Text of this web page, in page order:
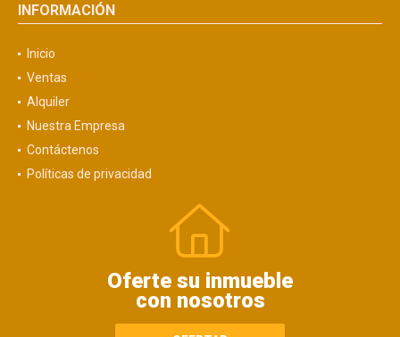
INFORMACIÓN
Inicio
Ventas
Alquiler
Nuestra Empresa
Contáctenos
Políticas de privacidad
Oferte su inmueble
con nosotros